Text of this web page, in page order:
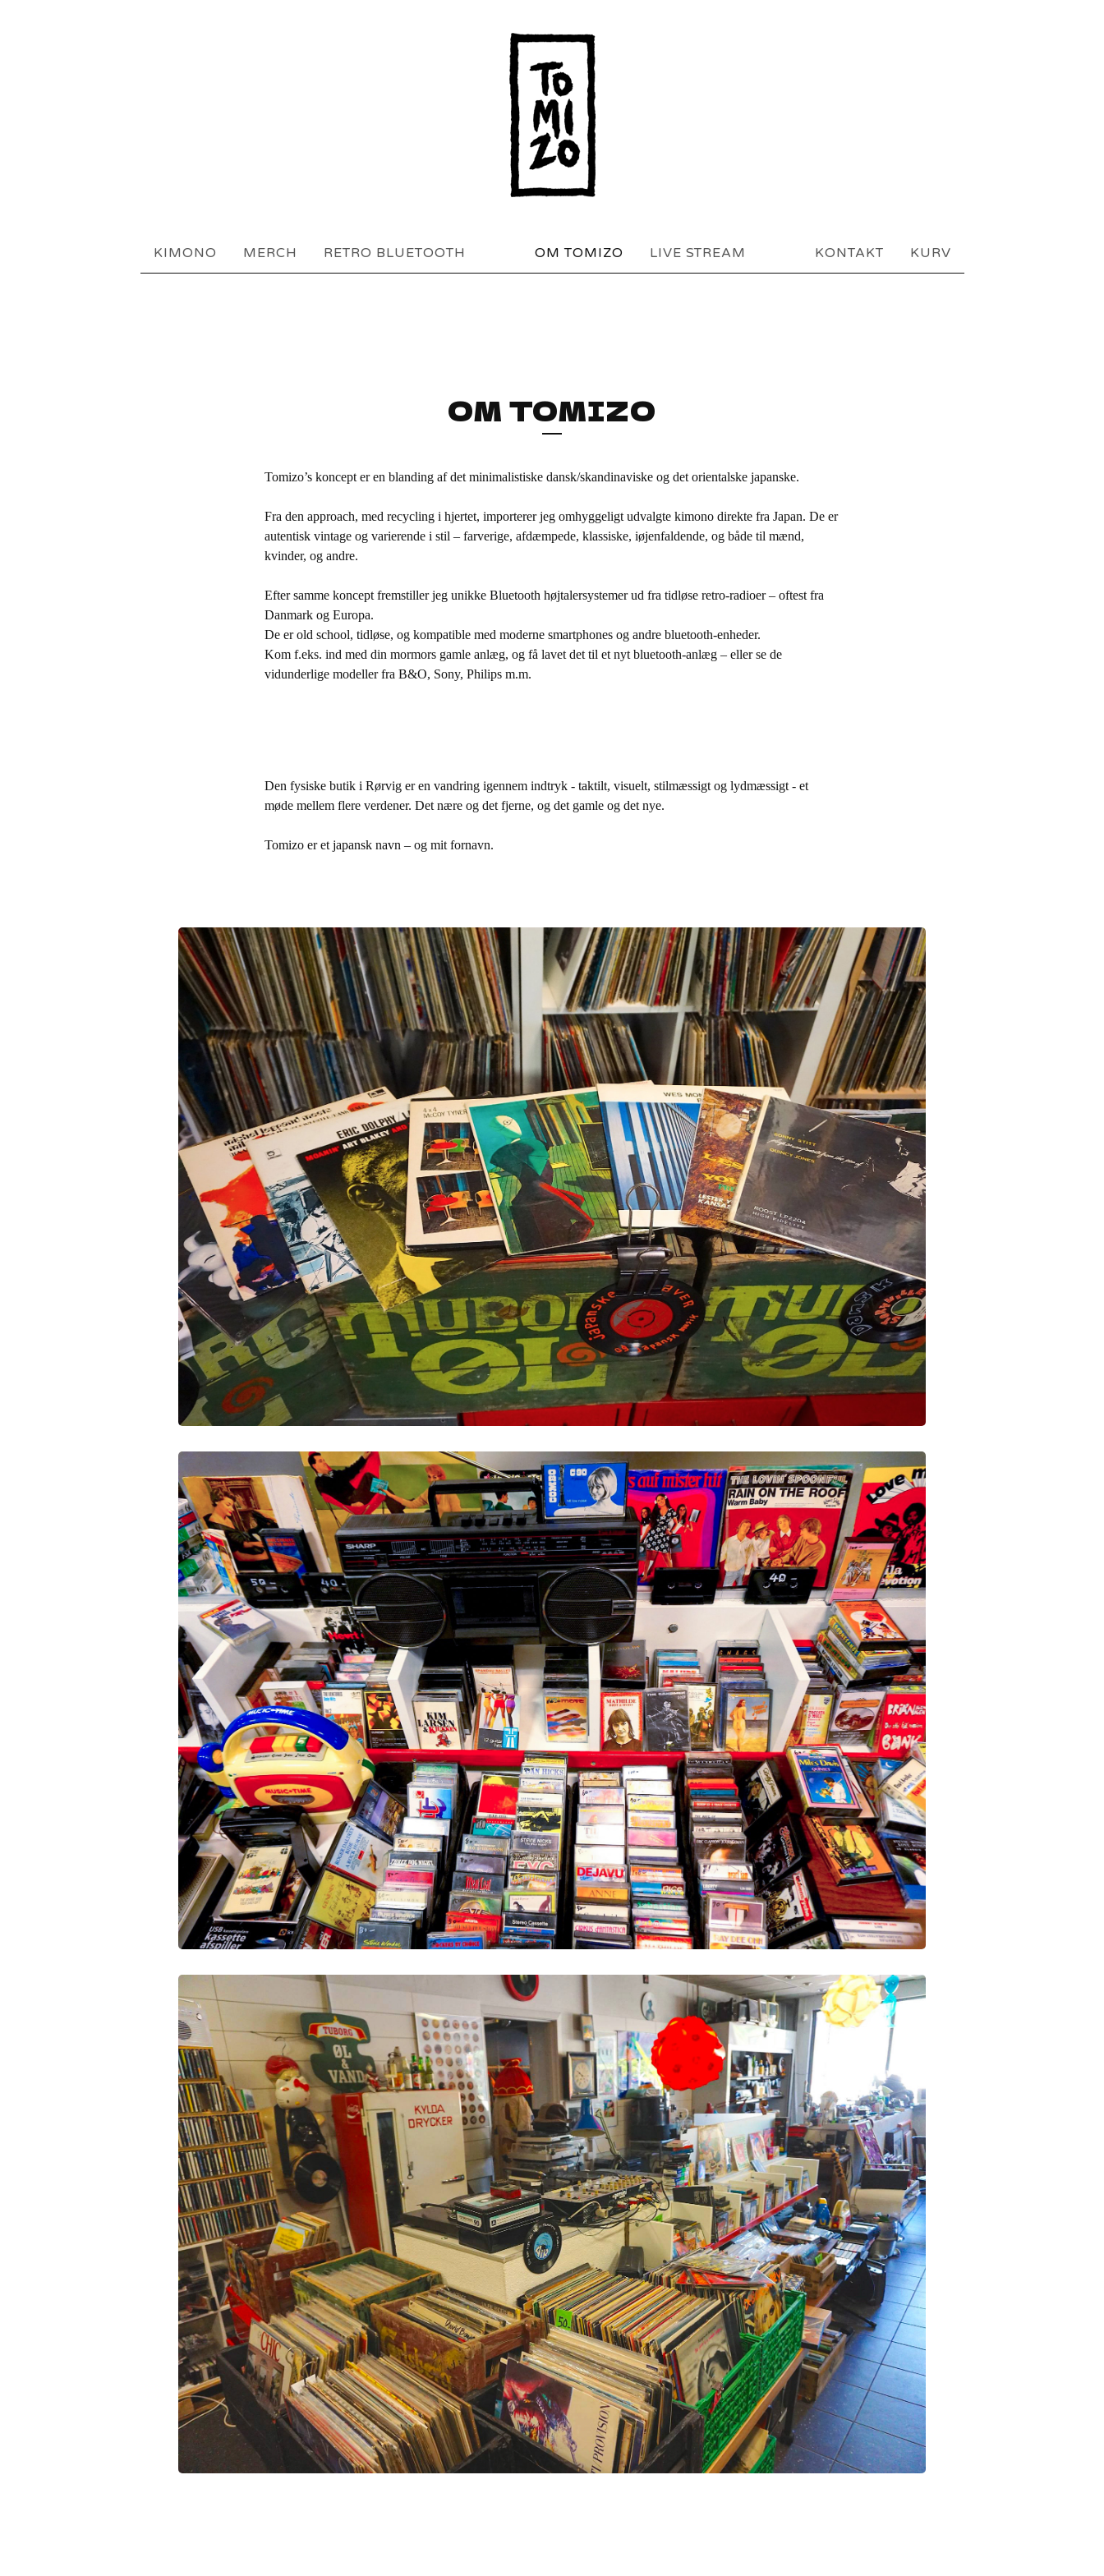
KIMONO MERCH RETRO BLUETOOTH OM TOMIZO LIVE STREAM KONTAKT KURV
OM TOMIZO
Tomizo’s koncept er en blanding af det minimalistiske dansk/skandinaviske og det orientalske japanske.
Fra den approach, med recycling i hjertet, importerer jeg omhyggeligt udvalgte kimono direkte fra Japan. De er
autentisk vintage og varierende i stil – farverige, afdæmpede, klassiske, iøjenfaldende, og både til mænd,
kvinder, og andre.
Efter samme koncept fremstiller jeg unikke Bluetooth højtalersystemer ud fra tidløse retro-radioer – oftest fra
Danmark og Europa.
De er old school, tidløse, og kompatible med moderne smartphones og andre bluetooth-enheder.
Kom f.eks. ind med din mormors gamle anlæg, og få lavet det til et nyt bluetooth-anlæg – eller se de
vidunderlige modeller fra B&O, Sony, Philips m.m.
Den fysiske butik i Rørvig er en vandring igennem indtryk - taktilt, visuelt, stilmæssigt og lydmæssigt - et
møde mellem flere verdener. Det nære og det fjerne, og det gamle og det nye.
Tomizo er et japansk navn – og mit fornavn.